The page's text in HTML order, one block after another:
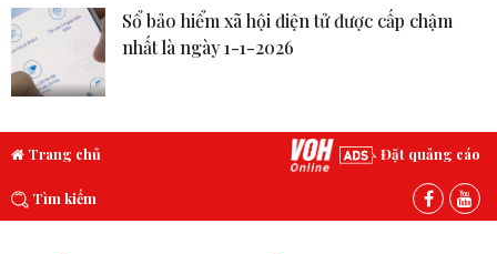
Sổ bảo hiểm xã hội điện tử được cấp chậm
nhất là ngày 1-1-2026
Trang chủ Đặt quảng cáo
Tìm kiếm